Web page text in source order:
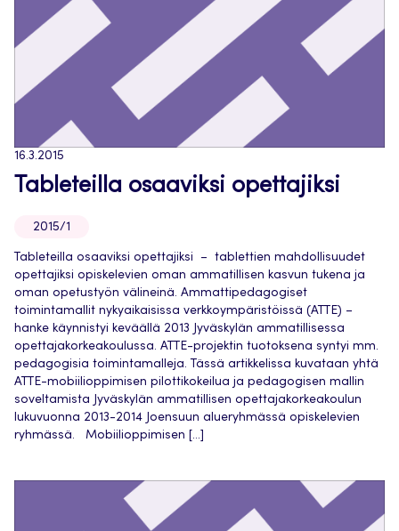
16.3.2015
Tableteilla osaaviksi opettajiksi
2015/1
Tableteilla osaaviksi opettajiksi – tablettien mahdollisuudet
opettajiksi opiskelevien oman ammatillisen kasvun tukena ja
oman opetustyön välineinä. Ammattipedagogiset
toimintamallit nykyaikaisissa verkkoympäristöissä (ATTE) –
hanke käynnistyi keväällä 2013 Jyväskylän ammatillisessa
opettajakorkeakoulussa. ATTE-projektin tuotoksena syntyi mm.
pedagogisia toimintamalleja. Tässä artikkelissa kuvataan yhtä
ATTE-mobiilioppimisen pilottikokeilua ja pedagogisen mallin
soveltamista Jyväskylän ammatillisen opettajakorkeakoulun
lukuvuonna 2013-2014 Joensuun alueryhmässä opiskelevien
ryhmässä. Mobiilioppimisen […]